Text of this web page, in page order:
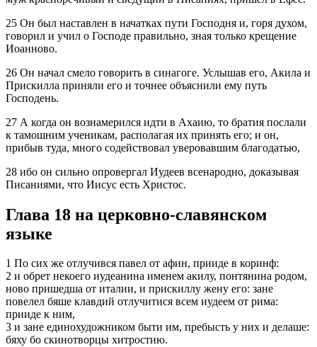
25 Он был наставлен в начатках пути Господня и, горя духом,
говорил и учил о Господе правильно, зная только крещение
Иоанново.
26 Он начал смело говорить в синагоге. Услышав его, Акила и
Прискилла приняли его и точнее объяснили ему путь
Господень.
27 А когда он вознамерился идти в Ахаию, то братия послали
к тамошним ученикам, располагая их принять его; и он,
прибыв туда, много содействовал уверовавшим благодатью,
28 ибо он сильно опровергал Иудеев всенародно, доказывая
Писаниями, что Иисус есть Христос.
Глава 18 на церковно-славянском
языке
1 По сих же отлучився павел от афин, прииде в коринф:
2 и обрет некоего иудеанина именем акилу, понтянина родом,
ново пришедша от италии, и прискиллу жену его: зане
повелел бяше клавдий отлучитися всем иудеем от рима:
прииде к ним,
3 и зане единохудожником быти им, пребысть у них и делаше:
бяху бо скинотворцы хитростию.